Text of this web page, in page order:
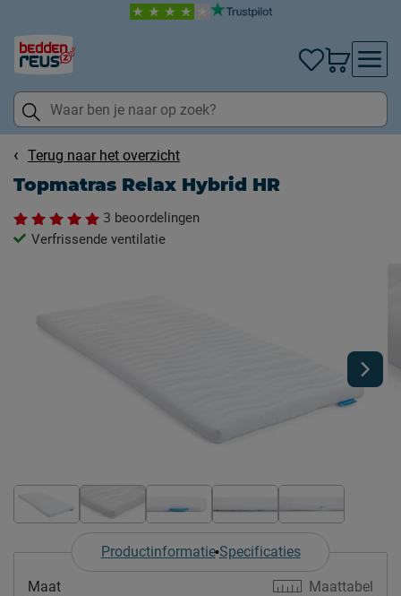
Terug naar het overzicht
Topmatras Relax Hybrid HR
3 beoordelingen
Verfrissende ventilatie
Productinformatie Specificaties
Maattabel
Maat